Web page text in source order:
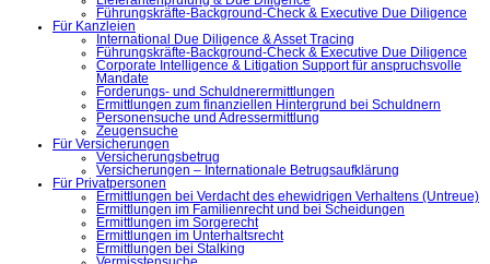
Führungskräfte-Background-Check & Executive Due Diligence
Für Kanzleien
International Due Diligence & Asset Tracing
Führungskräfte-Background-Check & Executive Due Diligence
Corporate Intelligence & Litigation Support für anspruchsvolle
Mandate
Forderungs- und Schuldnerermittlungen
Ermittlungen zum finanziellen Hintergrund bei Schuldnern
Personensuche und Adressermittlung
Zeugensuche
Für Versicherungen
Versicherungsbetrug
Versicherungen – Internationale Betrugsaufklärung
Für Privatpersonen
Ermittlungen bei Verdacht des ehewidrigen Verhaltens (Untreue)
Ermittlungen im Familienrecht und bei Scheidungen
Ermittlungen im Sorgerecht
Ermittlungen im Unterhaltsrecht
Ermittlungen bei Stalking
Vermisstensuche